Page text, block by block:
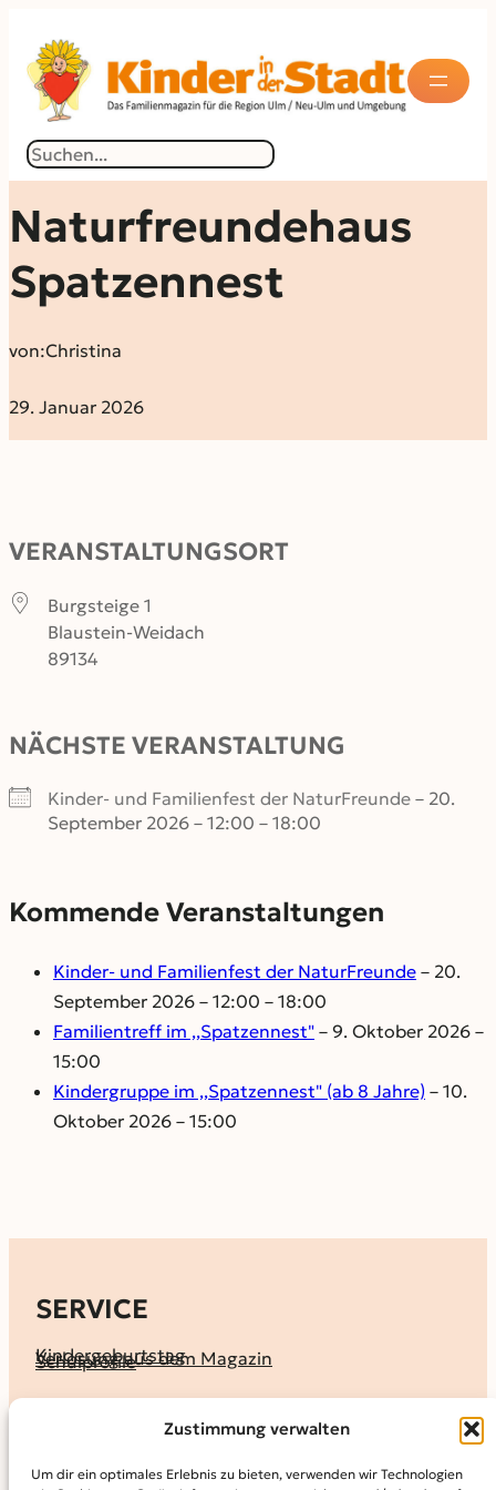
Zustimmung verwalten
Um dir ein optimales Erlebnis zu bieten, verwenden wir Technologien
Suchen
Naturfreundehaus
Spatzennest
von:Christina
29. Januar 2026
VERANSTALTUNGSORT
Burgsteige 1
Blaustein-Weidach
89134
NÄCHSTE VERANSTALTUNG
Kinder- und Familienfest der NaturFreunde – 20.
September 2026 – 12:00 – 18:00
Kommende Veranstaltungen
Kinder- und Familienfest der NaturFreunde – 20.
September 2026 – 12:00 – 18:00
Familientreff im ,,Spatzennest" – 9. Oktober 2026 –
15:00
Kindergruppe im ,,Spatzennest" (ab 8 Jahre) – 10.
Oktober 2026 – 15:00
SERVICE
Kindergeburtstag
Verlosung aus dem Magazin
Schulprofile
KALENDER